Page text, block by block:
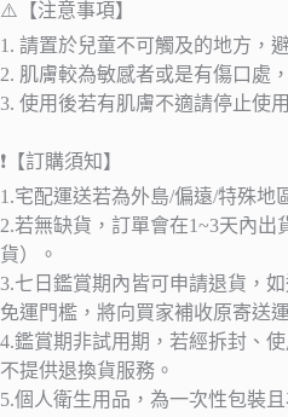
⚠️【注意事項】
1. 請置於兒童不可觸及的地方，
2. 肌膚較為敏感者或是有傷口處
3. 使用後若有肌膚不適請停止使
❗【訂購須知】
1.宅配運送若為外島/偏遠/特殊地
2.若無缺貨，訂單會在1~3天內出
貨）。
3.七日鑑賞期內皆可申請退貨，
免運門檻，將向買家補收原寄送
4.鑑賞期非試用期，若經拆封、
不提供退換貨服務。
5.個人衛生用品，為一次性包裝